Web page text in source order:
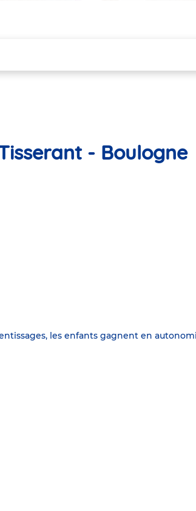
- Boulogne
les enfants gagnent en